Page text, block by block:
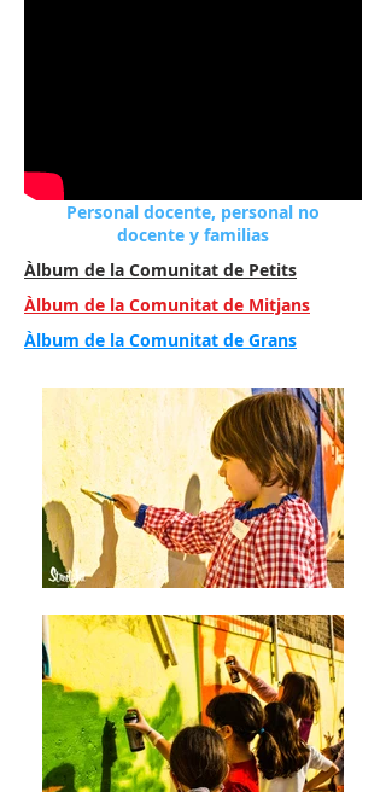
Personal docente, personal no
docente y familias
Àlbum de la Comunitat de Petits
Àlbum de la Comunitat de Mitjans
Àlbum de la Comunitat de Grans